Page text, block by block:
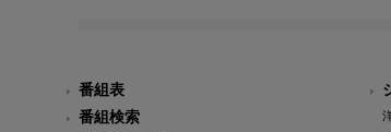
番組表
番組検索